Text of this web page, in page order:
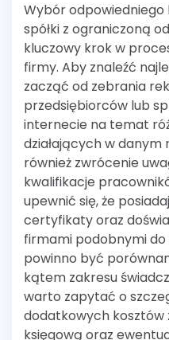
Wybór
spółki z ograniczoną
kluczowy krok w
firmy. Aby znaleźć
zacząć od zebrania
przedsiębiorców lub
internecie na temat
działających w danym
również zwrócenie
kwalifikacje
upewnić się, że
certyfikaty oraz
firmami podobnymi do
powinno być
kątem zakresu
warto zapytać o
dodatkowych kosztów
księgową oraz